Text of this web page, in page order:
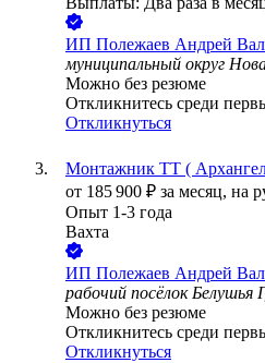
ИП Полежаев Андрей
муниципальный округ
Можно без резюме
Откликнитесь среди
Откликнуться
Монтажник ТТ (
от 185 900 ₽ за месяц, на
Опыт 1-3 года
Вахта
ИП Полежаев Андрей
рабочий посёлок Белушья
Можно без резюме
Откликнитесь среди
Откликнуться